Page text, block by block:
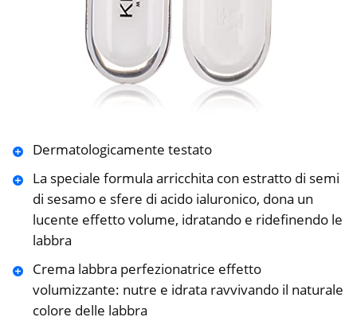
Dermatologicamente testato
La speciale formula arricchita con estratto di semi
di sesamo e sfere di acido ialuronico, dona un
lucente effetto volume, idratando e ridefinendo le
labbra
Crema labbra perfezionatrice effetto
volumizzante: nutre e idrata ravvivando il naturale
colore delle labbra